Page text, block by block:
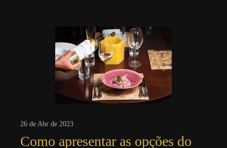
26 de Abr de 2023
Como apresentar as opções do